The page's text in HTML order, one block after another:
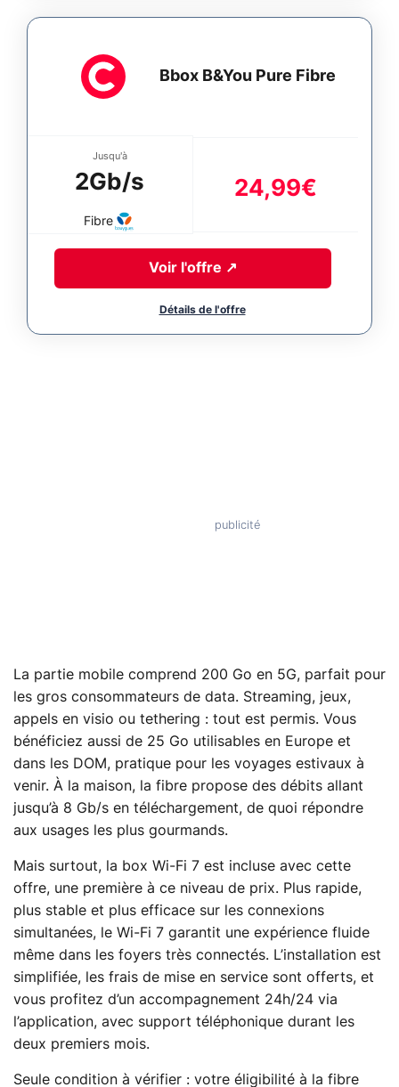
Bbox B&You Pure Fibre
Jusqu'à
2Gb/s
Fibre
24,99€
Voir l'offre ↗
La partie mobile comprend 200 Go en 5G, parfait pour
les gros consommateurs de data. Streaming, jeux,
appels en visio ou tethering : tout est permis. Vous
bénéficiez aussi de 25 Go utilisables en Europe et
dans les DOM, pratique pour les voyages estivaux à
venir. À la maison, la fibre propose des débits allant
jusqu’à 8 Gb/s en téléchargement, de quoi répondre
aux usages les plus gourmands.
Mais surtout, la box Wi-Fi 7 est incluse avec cette
offre, une première à ce niveau de prix. Plus rapide,
plus stable et plus efficace sur les connexions
simultanées, le Wi-Fi 7 garantit une expérience fluide
même dans les foyers très connectés. L’installation est
simplifiée, les frais de mise en service sont offerts, et
vous profitez d’un accompagnement 24h/24 via
l’application, avec support téléphonique durant les
deux premiers mois.
Seule condition à vérifier : votre éligibilité à la fibre